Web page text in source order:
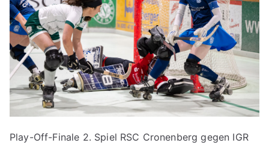
Play-Off-Finale 2. Spiel RSC Cronenberg gegen IGR